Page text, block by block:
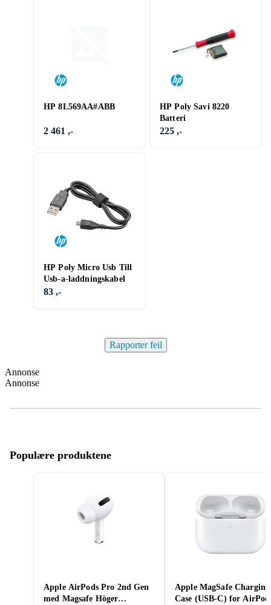
HP 8L569AA#ABB
2 461 ,-
HP Poly Savi 8220
Batteri
225 ,-
HP Poly Micro Usb Till
Usb-a-laddningskabel
83 ,-
Rapporter feil
Annonse
Annonse
Populære produktene
Apple AirPods Pro 2nd Gen
med Magsafe Höger
Apple MagSafe Charging
Case (USB‑C) for